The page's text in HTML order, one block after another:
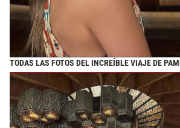
TODAS LAS FOTOS DEL INCREÍBLE VIAJE DE